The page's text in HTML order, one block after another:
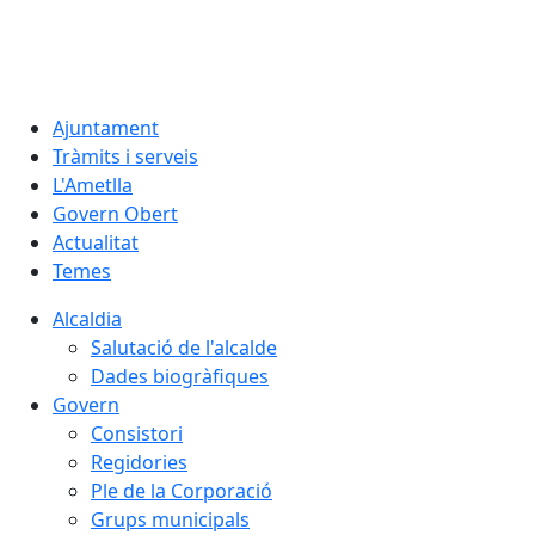
Ajuntament
Tràmits i serveis
L'Ametlla
Govern Obert
Actualitat
Temes
Alcaldia
Salutació de l'alcalde
Dades biogràfiques
Govern
Consistori
Regidories
Ple de la Corporació
Grups municipals